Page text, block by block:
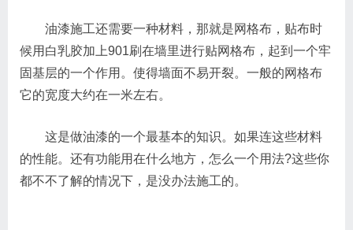
油漆施工还需要一种材料，那就是网格布，贴布时
候用白乳胶加上901刷在墙里进行贴网格布，起到一个牢
固基层的一个作用。使得墙面不易开裂。一般的网格布
它的宽度大约在一米左右。
这是做油漆的一个最基本的知识。如果连这些材料
的性能。还有功能用在什么地方，怎么一个用法?这些你
都不不了解的情况下，是没办法施工的。